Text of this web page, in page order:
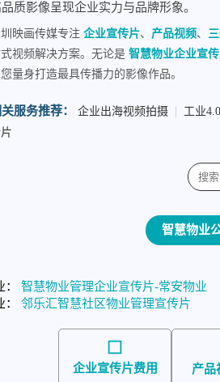
质影像呈现企业实力与品牌形象。
映画传媒专注 企业宣传片、 产品视频、
视频解决方案。无论是 智慧物业企业宣
量身打造最具传播力的影像作品。
服务推荐： 企业出海视频拍摄 工业
智慧物业
： 智慧物业管理企业宣传片-常安物业
： 邻乐汇智慧社区物业管理宣传片
企业宣传片费用 产品